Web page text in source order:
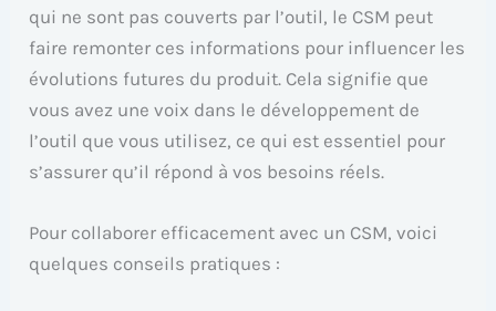
qui ne sont pas couverts par l’outil, le CSM peut
faire remonter ces informations pour influencer les
évolutions futures du produit. Cela signifie que
vous avez une voix dans le développement de
l’outil que vous utilisez, ce qui est essentiel pour
s’assurer qu’il répond à vos besoins réels.
Pour collaborer efficacement avec un CSM, voici
quelques conseils pratiques :